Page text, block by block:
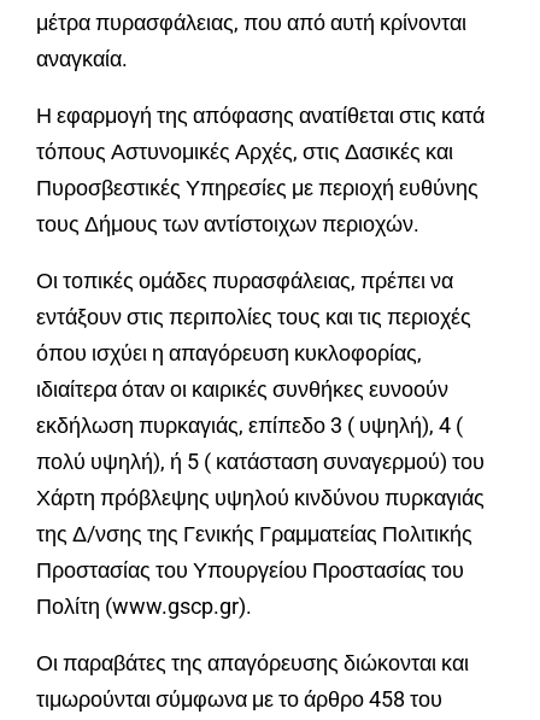
μέτρα πυρασφάλειας, που από αυτή κρίνονται
αναγκαία.
Η εφαρμογή της απόφασης ανατίθεται στις κατά
τόπους Αστυνομικές Αρχές, στις Δασικές και
Πυροσβεστικές Υπηρεσίες με περιοχή ευθύνης
τους Δήμους των αντίστοιχων περιοχών.
Οι τοπικές ομάδες πυρασφάλειας, πρέπει να
εντάξουν στις περιπολίες τους και τις περιοχές
όπου ισχύει η απαγόρευση κυκλοφορίας,
ιδιαίτερα όταν οι καιρικές συνθήκες ευνοούν
εκδήλωση πυρκαγιάς, επίπεδο 3 ( υψηλή), 4 (
πολύ υψηλή), ή 5 ( κατάσταση συναγερμού) του
Χάρτη πρόβλεψης υψηλού κινδύνου πυρκαγιάς
της Δ/νσης της Γενικής Γραμματείας Πολιτικής
Προστασίας του Υπουργείου Προστασίας του
Πολίτη (www.gscp.gr).
Οι παραβάτες της απαγόρευσης διώκονται και
τιμωρούνται σύμφωνα με το άρθρο 458 του